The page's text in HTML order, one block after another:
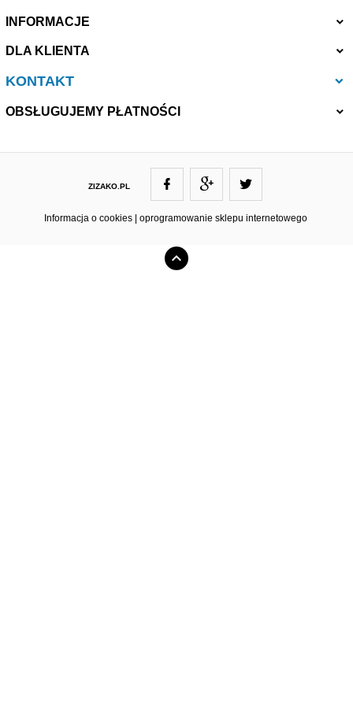
INFORMACJE
DLA KLIENTA
KONTAKT
OBSŁUGUJEMY PŁATNOŚCI
ZIZAKO.PL
Informacja o cookies oprogramowanie sklepu internetowego